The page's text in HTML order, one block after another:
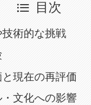
目次
術的な挑戦
現在の再評価
文化への影響